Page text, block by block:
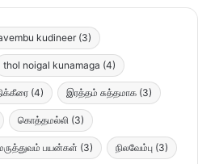
kudineer (3)
thol noigal kunamaga (4)
(4) இரத்தம் சுத்தமாக (3)
கொத்தமல்லி (3)
பயன்கள் (3) நிலவேம்பு (3)